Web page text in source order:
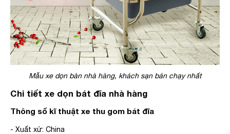
Mẫu xe dọn bàn nhà hàng, khách sạn bán chạy nhất
Chi tiết xe dọn bát đĩa nhà hàng
Thông số kĩ thuật xe thu gom bát đĩa
- Xuất xứ: China